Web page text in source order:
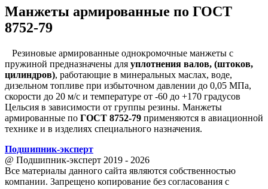
Манжеты армированные по ГОСТ
8752-79
Резиновые армированные однокромочные манжеты с
пружиной предназначены для уплотнения валов, (штоков,
цилиндров), работающие в минеральных маслах, воде,
дизельном топливе при избыточном давлении до 0,05 МПа,
скорости до 20 м/с и температуре от -60 до +170 градусов
Цельсия в зависимости от группы резины. Манжеты
армированные по ГОСТ 8752-79 применяются в авиационной
технике и в изделиях специального назначения.
Подшипник-эксперт
@ Подшипник-эксперт 2019 - 2026
Все материалы данного сайта являются собственностью
компании. Запрещено копирование без согласования с